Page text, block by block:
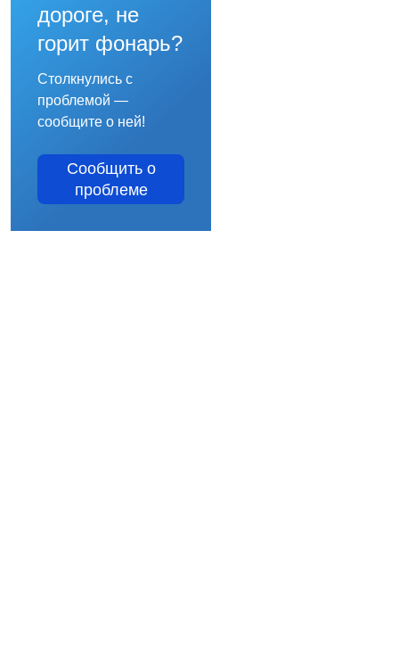
дороге, не
горит фонарь?
Столкнулись с
проблемой —
сообщите о ней!
Сообщить о
проблеме